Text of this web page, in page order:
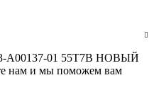
A00137-01 55T7B НОВЫЙ
нам и мы поможем вам